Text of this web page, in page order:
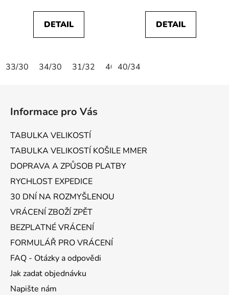
DETAIL
33/30 34/30 31/32 40/32 42/34
DETAIL
40/34
Informace pro Vás
TABULKA VELIKOSTÍ
TABULKA VELIKOSTÍ KOŠILE MMER
DOPRAVA A ZPŮSOB PLATBY
RYCHLOST EXPEDICE
30 DNÍ NA ROZMYŠLENOU
VRÁCENÍ ZBOŽÍ ZPĚT
BEZPLATNÉ VRÁCENÍ
FORMULÁŘ PRO VRÁCENÍ
FAQ - Otázky a odpovědi
Jak zadat objednávku
Napište nám